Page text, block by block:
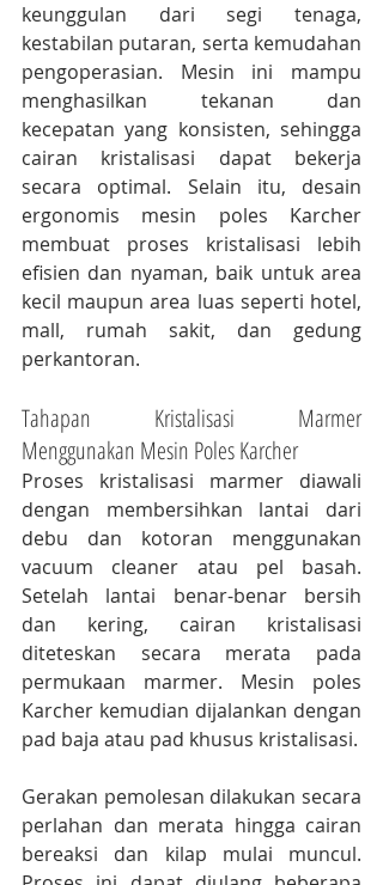
keunggulan dari segi tenaga,
kestabilan putaran, serta kemudahan
pengoperasian. Mesin ini mampu
menghasilkan tekanan dan
kecepatan yang konsisten, sehingga
cairan kristalisasi dapat bekerja
secara optimal. Selain itu, desain
ergonomis mesin poles Karcher
membuat proses kristalisasi lebih
efisien dan nyaman, baik untuk area
kecil maupun area luas seperti hotel,
mall, rumah sakit, dan gedung
perkantoran.
Tahapan Kristalisasi Marmer
Menggunakan Mesin Poles Karcher
Proses kristalisasi marmer diawali
dengan membersihkan lantai dari
debu dan kotoran menggunakan
vacuum cleaner atau pel basah.
Setelah lantai benar-benar bersih
dan kering, cairan kristalisasi
diteteskan secara merata pada
permukaan marmer. Mesin poles
Karcher kemudian dijalankan dengan
pad baja atau pad khusus kristalisasi.
Gerakan pemolesan dilakukan secara
perlahan dan merata hingga cairan
bereaksi dan kilap mulai muncul.